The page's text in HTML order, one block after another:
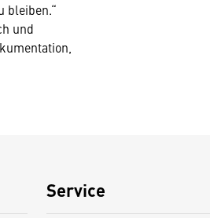
bleiben.“
und
Service